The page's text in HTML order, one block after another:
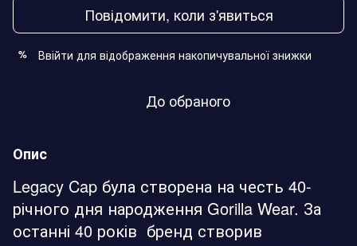
Повідомити, коли з'явиться
% Ввійти для відображення накопичувальної знижки
До обраного
Опис
Legacy Cap була створена на честь 40-
річного дня народження Gorilla Wear. За
останні 40 років бренд створив